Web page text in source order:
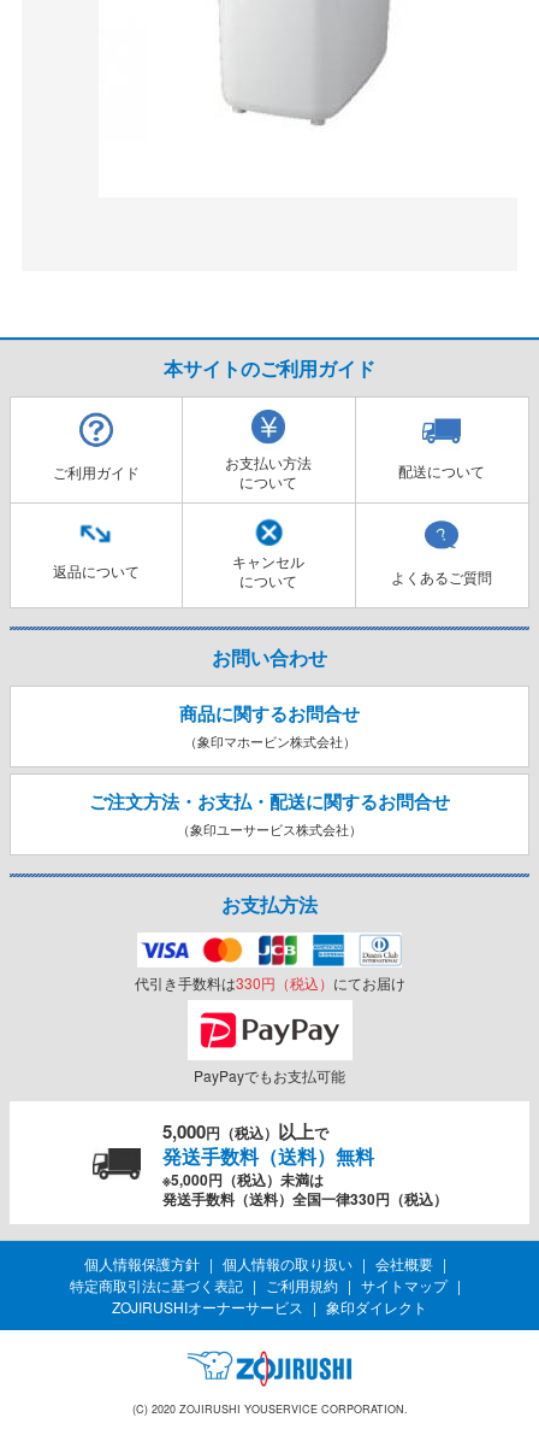
本サイトのご利用ガイド
ご利用ガイド
お支払い方法
について
配送について
返品について
キャンセル
について
よくあるご質問
お問い合わせ
商品に関するお問合せ
（象印マホービン株式会社）
ご注文方法・お支払・配送に関するお問合せ
（象印ユーサービス株式会社）
お支払方法
代引き手数料は330円（税込） にてお届け
PayPayでもお支払可能
5,000円（税込） 以上で
発送手数料（送料）無料
※5,000円（税込）未満は
発送手数料（送料）全国一律330円（税込）
個人情報保護方針 個人情報の取り扱い
会社概要
特定商取引法に基づく表記
ご利用規約
サイトマップ
ZOJIRUSHIオーナーサービス
象印ダイレクト
(C) 2020 ZOJIRUSHI YOUSERVICE CORPORATION.